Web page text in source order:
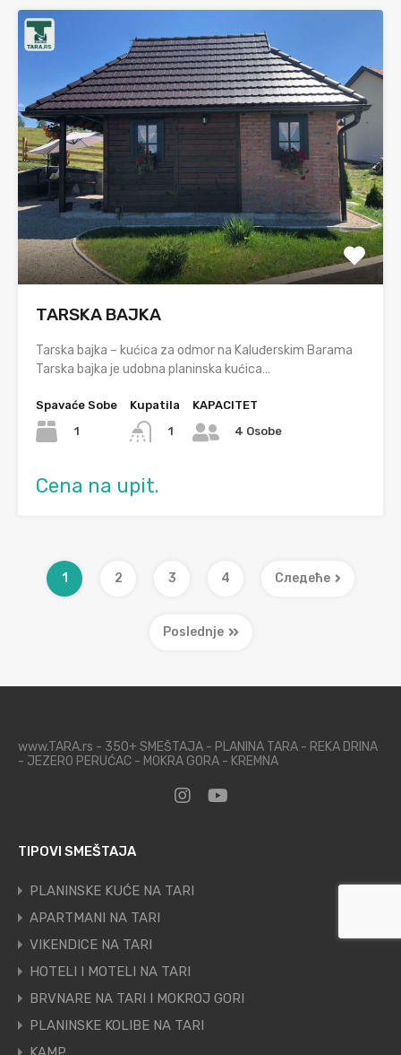
TARSKA BAJKA
Tarska bajka – kućica za odmor na Kaluđerskim Barama
Tarska bajka je udobna planinska kućica…
Spavaće Sobe
1
Kupatila
1
KAPACITET
4 Osobe
Cena na upit.
1 2 3 4 Следеће
Poslednje
www.TARA.rs - 350+ SMEŠTAJA - PLANINA TARA - REKA DRINA
- JEZERO PERUĆAC - MOKRA GORA - KREMNA
TIPOVI SMEŠTAJA
PLANINSKE KUĆE NA TARI
APARTMANI NA TARI
VIKENDICE NA TARI
HOTELI I MOTELI NA TARI
BRVNARE NA TARI I MOKROJ GORI
PLANINSKE KOLIBE NA TARI